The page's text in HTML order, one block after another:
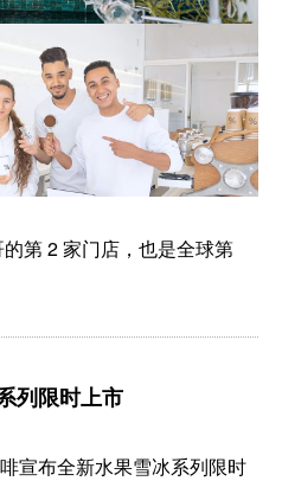
第 2 家门店，也是全球第
列限时上市
宣布全新水果雪冰系列限时